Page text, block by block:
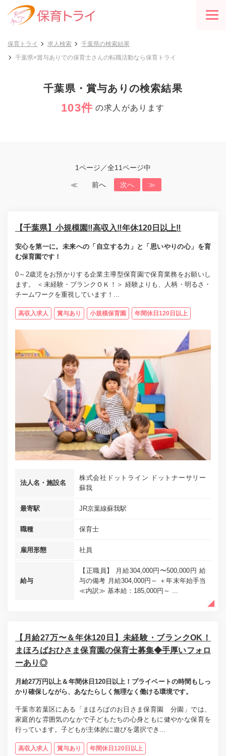
保育トライ 求人検索
千葉県の検索結果
千葉県×賞与ありでの保育士さんの転職活動なら保育トライ
千葉県・賞与ありの検索結果
103件 の求人があります
1ページ／全11ページ中
≪ 前へ 次へ ≫
【千葉県】小規模園‼高収入‼年休120日以上‼
安心を第一に。未来への「自立する力」と「思いやりの心」を育
む保育園です！
0～2歳児をお預かりする企業主導型保育園で保育業務をお願いし
ます。 ＜未経験・ブランクＯＫ！＞ 経験よりも、人柄・明るさ・
チームワークを重視しています！...
高収入求人 賞与あり 小規模保育園 年間休日120日以上
法人名・施設名
株式会社ドットライン ドットナーサリー
蘇我
最寄駅 JR京葉線蘇我駅
職種 保育士
雇用形態 社員
給与
【正職員】 月給304,000円〜500,000円 給
与の備考 月給304,000円～ ＋年末年始手当
≪内訳≫ 基本給：185,000円～ ...
【月給27万〜＆年休120日】未経験・ブランクOK！
まほろばおひさま保育園の保育士募集◆手厚いフォロ
ーあり◎
月給27万円以上＆年間休日120日以上！プライベートの時間もしっ
かり確保しながら、あなたらしく無理なく働ける環境です。
千葉市若葉区にある「まほろばのお日さま保育園 分園」では、
家庭的な雰囲気のなかで子どもたちの心身ともに健やかな保育を
行っています。子どもが主体的に遊びを選択でき...
高収入求人 賞与あり 年間休日120日以上